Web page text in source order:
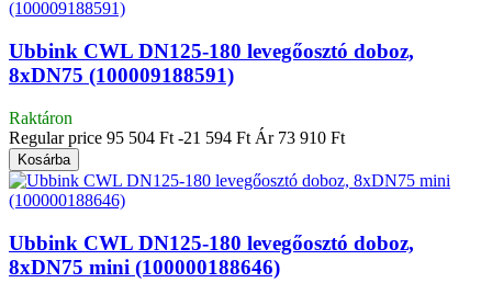
Ubbink CWL DN125-180 levegőosztó doboz,
8xDN75 (100009188591)
Raktáron
Regular price 95 504 Ft -21 594 Ft Ár 73 910 Ft
Kosárba
Ubbink CWL DN125-180 levegőosztó doboz,
8xDN75 mini (100000188646)